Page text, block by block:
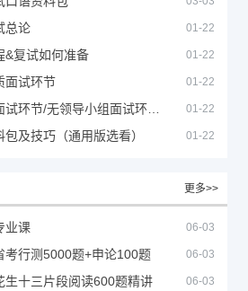
总论 01-22
&复试如何准备 01-22
面试环节 01-22
01-22
及技巧（通用版选看） 01-22
更多>>
业课 06-03
考行测5000题+申论100题 06-03
生十三片段阅读600题精讲 06-03